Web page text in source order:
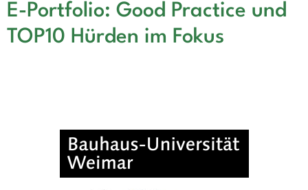
E-Portfolio: Good Practice und
TOP10 Hürden im Fokus